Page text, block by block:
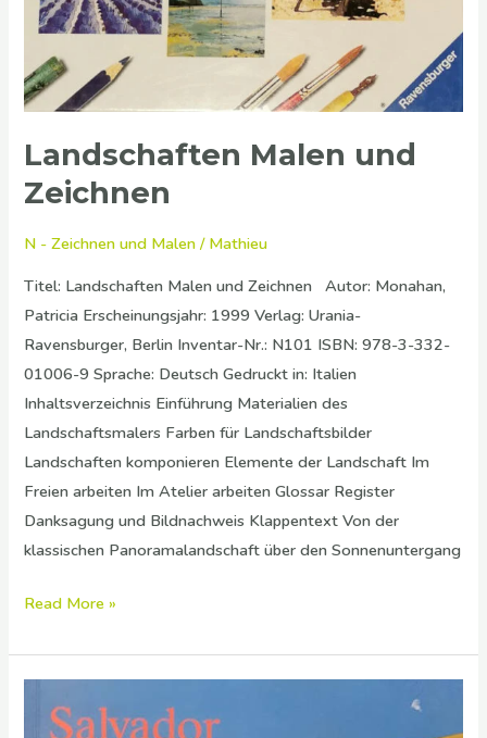
Landschaften Malen und
Zeichnen
N - Zeichnen und Malen / Mathieu
Titel: Landschaften Malen und Zeichnen Autor: Monahan,
Patricia Erscheinungsjahr: 1999 Verlag: Urania-
Ravensburger, Berlin Inventar-Nr.: N101 ISBN: 978-3-332-
01006-9 Sprache: Deutsch Gedruckt in: Italien
Inhaltsverzeichnis Einführung Materialien des
Landschaftsmalers Farben für Landschaftsbilder
Landschaften komponieren Elemente der Landschaft Im
Freien arbeiten Im Atelier arbeiten Glossar Register
Danksagung und Bildnachweis Klappentext Von der
klassischen Panoramalandschaft über den Sonnenuntergang
Read More »
Dali,